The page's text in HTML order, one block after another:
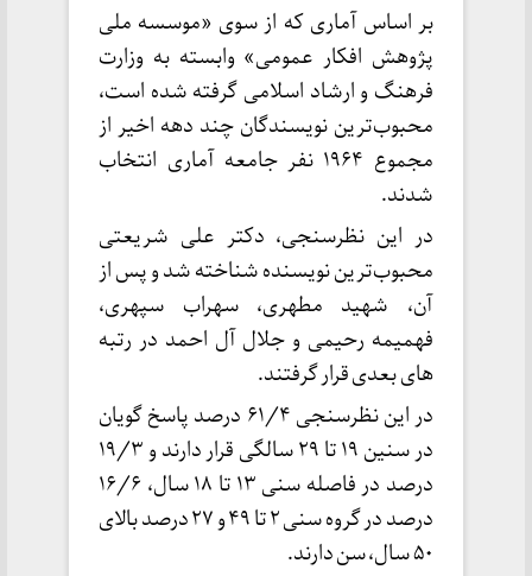
بر اساس آماری که از سوی «موسسه ملی
پژوهش افکار عمومی» وابسته به وزارت
فرهنگ و ارشاد اسلامی گرفته شده است،
محبوب‌ترین نویسندگان چند دهه اخیر از
مجموع ۱۹۶۴ نفر جامعه آماری انتخاب
شدند.
در این نظرسنجی، دکتر علی شریعتی
محبوب‌ترین نویسنده شناخته شد و پس از
آن، شهید مطهری، سهراب سپهری،
فهمیمه رحیمی و جلال آل احمد در رتبه
های بعدی قرار گرفتند.
در این نظرسنجی ۶۱/۴ درصد پاسخ گویان
در سنین ۱۹ تا ۲۹ سالگی قرار دارند و ۱۹/۳
درصد در فاصله سنی ۱۳ تا ۱۸ سال، ۱۶/۶
درصد در گروه سنی ۲ تا ۴۹ و ۲۷ درصد بالای
۵۰ سال، سن دارند.